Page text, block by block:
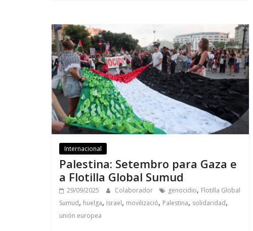
Internacional
Palestina: Setembro para Gaza e
a Flotilla Global Sumud
29/09/2025 Colaborador genocidio, Flotilla Global
Sumud, huelga, Israel, movilizació, Palestina, solidaridad,
unión europea